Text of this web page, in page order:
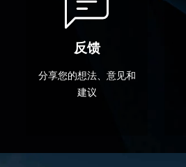
反馈
分享您的想法、意见和
建议